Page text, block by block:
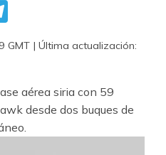
GMT | Última actualización:
aérea siria con 59
desde dos buques de